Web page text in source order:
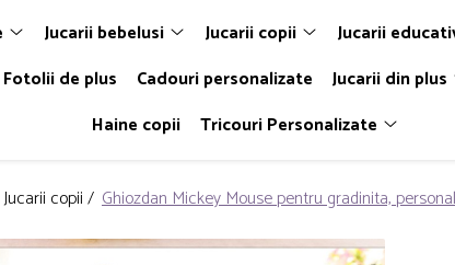
Jucarii bebelusi Jucarii copii
Jucarii
Fotolii de plus
Cadouri personalizate Jucarii din plus
Haine copii
Tricouri Personalizate
Jucarii copii / Ghiozdan Mickey Mouse pentru gradinita,